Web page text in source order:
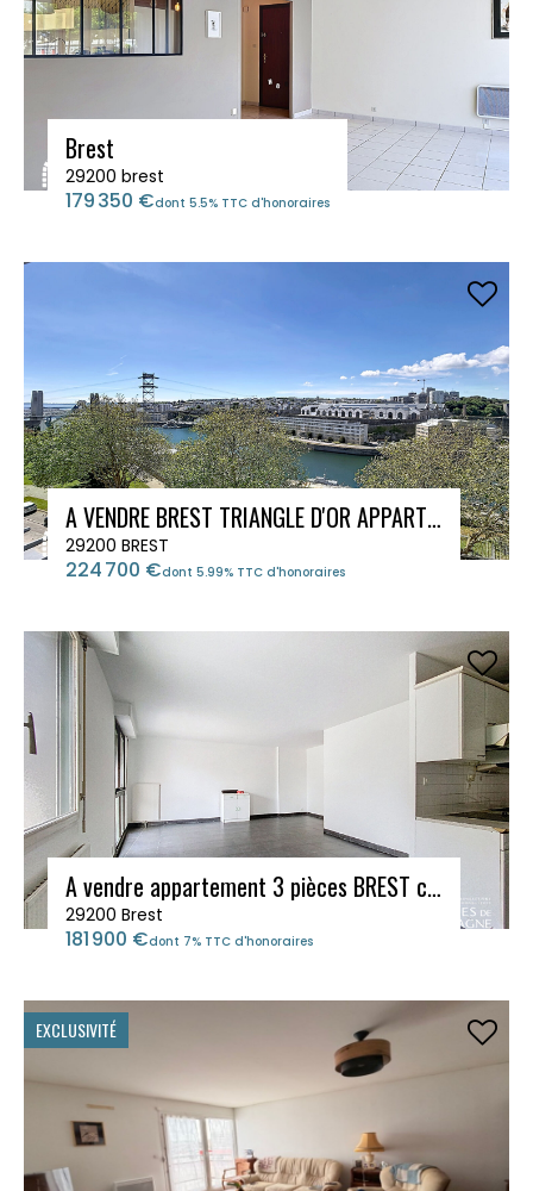
Brest
29200 brest
179 350 €dont 5.5% TTC d'honoraires
A VENDRE BREST TRIANGLE D'OR APPARTEMENT D'EXCEPTION VUE MER
29200 BREST
224 700 €dont 5.99% TTC d'honoraires
A vendre appartement 3 pièces BREST centre
29200 Brest
181 900 €dont 7% TTC d'honoraires
EXCLUSIVITÉ